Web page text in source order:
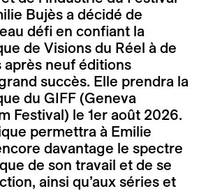
Bujès a décidé de
défi en confiant la
de Visions du Réel à de
après neuf éditions
succès. Elle prendra la
du GIFF (Geneva
Festival) le 1er août 2026.
permettra à Emilie
davantage le spectre
de son travail et de se
ainsi qu’aux séries et